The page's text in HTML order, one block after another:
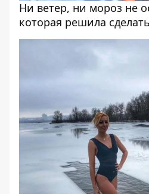
Ни ветер, ни мороз не
которая решила